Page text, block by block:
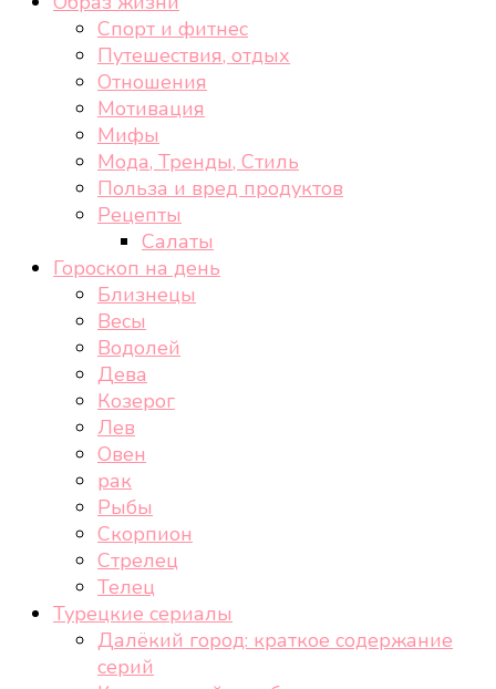
Спорт и фитнес
Путешествия, отдых
Отношения
Мотивация
Мифы
Мода, Тренды, Стиль
Польза и вред продуктов
Рецепты
Салаты
Гороскоп на день
Близнецы
Весы
Водолей
Дева
Козерог
Лев
Овен
рак
Рыбы
Скорпион
Стрелец
Телец
Турецкие сериалы
Далёкий город: краткое содержание
серий